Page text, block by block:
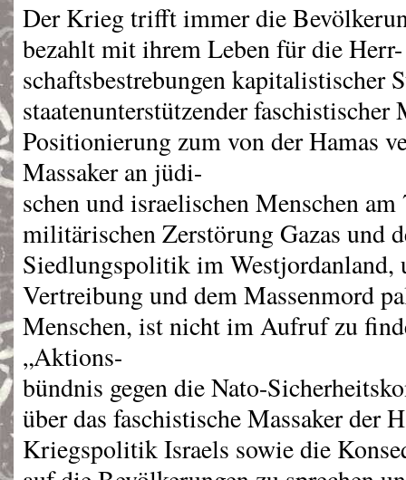
Der Krieg trifft immer die
bezahlt mit ihrem Leben für die Herr-
schaftsbestrebungen kapitalistischer
staatenunterstützender
Positionierung zum von der Hamas
Massaker an jüdi-
schen und israelischen Menschen
militärischen Zerstörung Gazas und
Siedlungspolitik im Westjordanland,
Vertreibung und dem Massenmord
Menschen, ist nicht im Aufruf zu
„Aktions-
bündnis gegen die Nato-
über das faschistische Massaker der
Kriegspolitik Israels sowie die